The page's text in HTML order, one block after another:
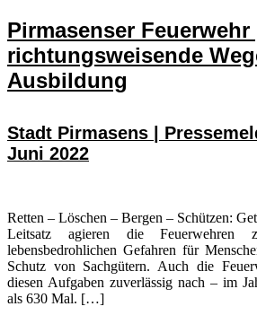
Pirmasenser Feuerwehr
richtungsweisende
Ausbildung
Stadt Pirmasens |
Juni 2022
Retten – Löschen – Bergen – Schützen:
Leitsatz agieren die Feuerwehren
lebensbedrohlichen Gefahren für
Schutz von Sachgütern. Auch die
diesen Aufgaben zuverlässig nach – im
als 630 Mal. […]